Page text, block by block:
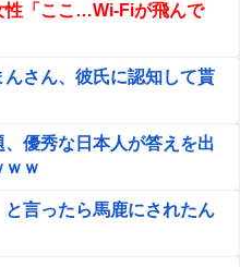
性「ここ…Wi-Fiが飛んで
んさん、彼氏に認知して貰
、優秀な日本人が答えを出
ｗｗ
と言ったら馬鹿にされたん